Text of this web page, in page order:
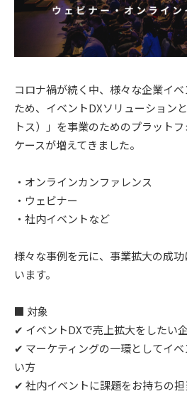
コロナ禍が続く中、様々な企業イ
ため、イベントDXソリューション
トス）」を事業のためのプラット
ケースが増えてきました。
・オンラインカンファレンス
・ウェビナー
・社内イベントなど
様々な事例を元に、事業拡大の成
います。
■ 対象
✔︎ イベントDXで売上拡大をしたい
✔︎ マーケティングの一環としてイ
い方
✔︎ 社内イベントに課題をお持ちの